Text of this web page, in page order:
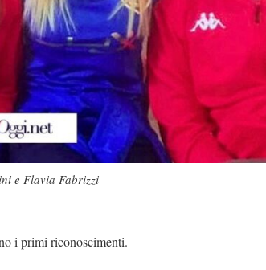
e Flavia Fabrizzi
i primi riconoscimenti.